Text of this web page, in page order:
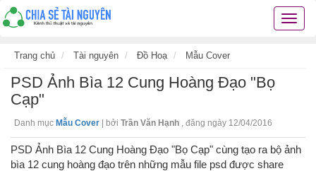
Chia
các
thủ
Trang chủ Tài nguyên Đồ Hoạ Mẫu Cover
PSD Ảnh Bìa 12 Cung Hoàng Đạo "Bọ
Cạp"
Danh mục Mẫu Cover bởi Trần Văn Hạnh , đăng ngày 12/04/2016
PSD Ảnh Bìa 12 Cung Hoàng Đạo "Bọ Cạp" cùng tạo ra bộ ảnh
bìa 12 cung hoàng đạo trên những mẫu file psd được share